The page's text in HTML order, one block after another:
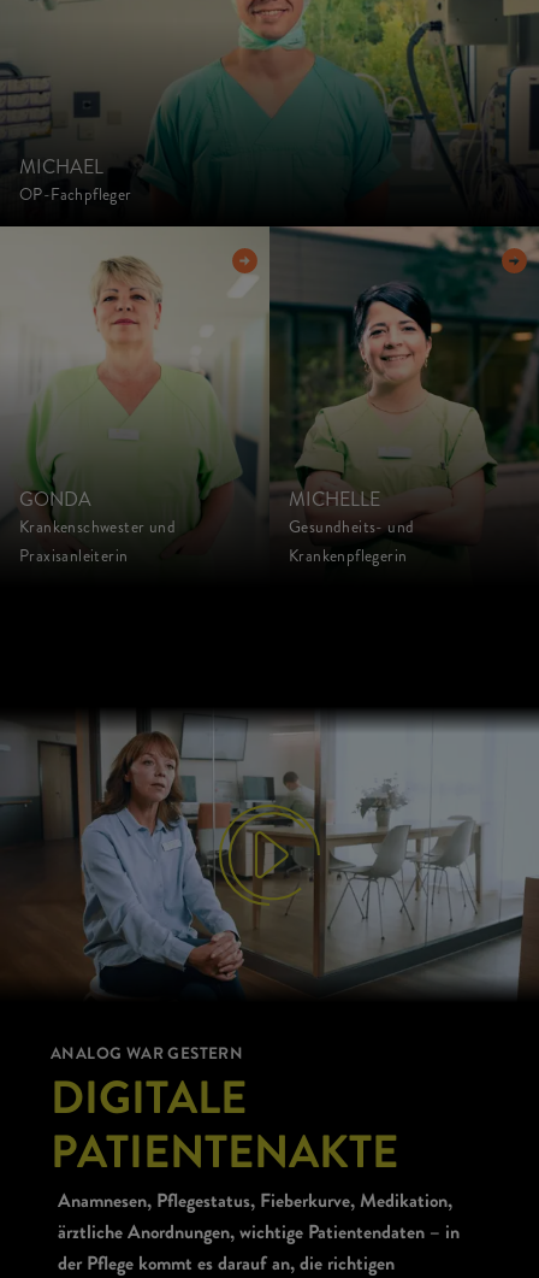
MICHAEL
OP-Fachpfleger
GONDA
Krankenschwester und
Praxisanleiterin
MICHELLE
Gesundheits- und
Krankenpflegerin
ANALOG WAR GESTERN
DIGITALE
PATIENTENAKTE
Anamnesen, Pflegestatus, Fieberkurve, Medikation,
ärztliche Anordnungen, wichtige Patientendaten – in
der Pflege kommt es darauf an, die richtigen